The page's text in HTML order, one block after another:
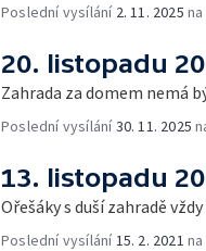
Poslední vysílání 2. 11. 2025 na
20. listopadu
Zahrada za domem nemá
Poslední vysílání30. 11. 2025
13. listopadu
Ořešáky s duší zahradě
Poslední vysílání 15. 2. 2021 na